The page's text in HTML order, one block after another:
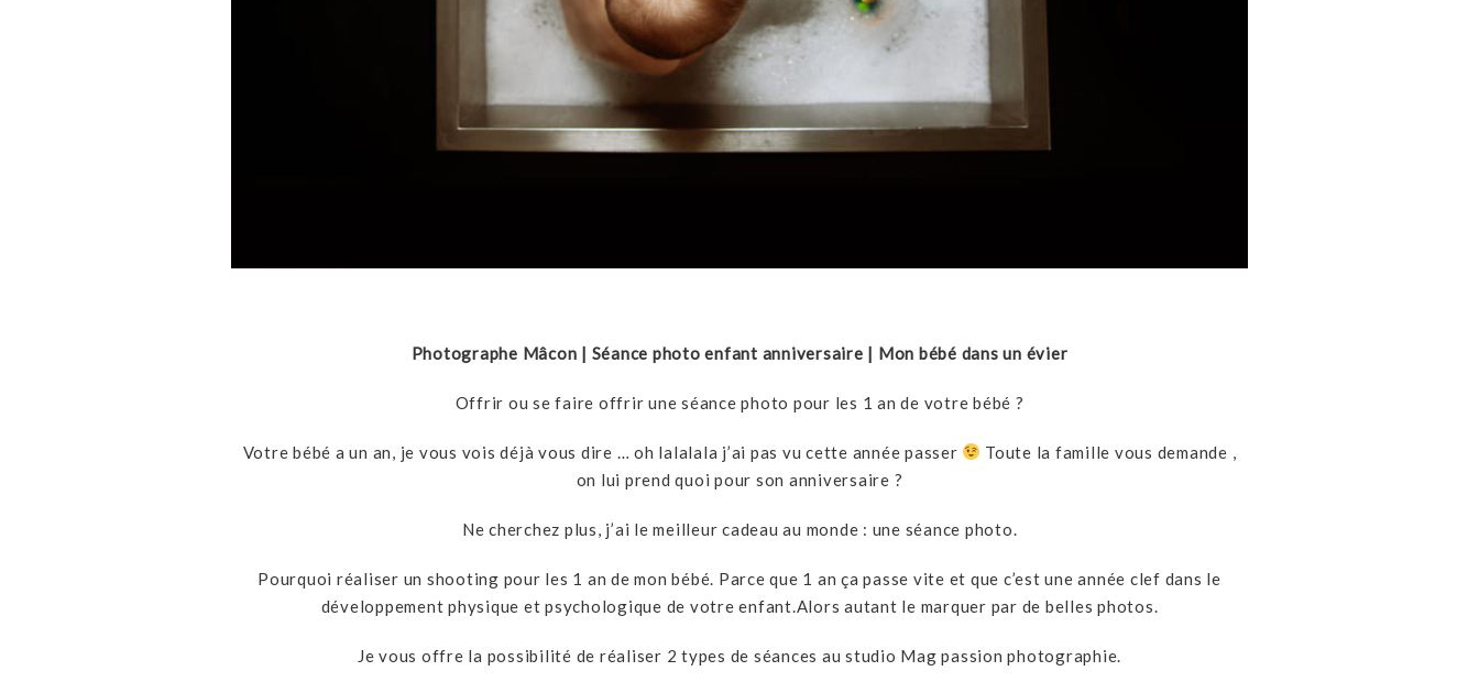
Photographe Mâcon | Séance photo enfant anniversaire | Mon bébé dans un évier
Offrir ou se faire offrir une séance photo pour les 1 an de votre bébé ?
Votre bébé a un an, je vous vois déjà vous dire … oh lalalala j’ai pas vu cette année passer
Toute la famille vous demande ,
on lui prend quoi pour son anniversaire ?
Ne cherchez plus, j’ai le meilleur cadeau au monde : une séance photo.
Pourquoi réaliser un shooting pour les 1 an de mon bébé. Parce que 1 an ça passe vite et que c’est une année clef dans le
développement physique et psychologique de votre enfant.Alors autant le marquer par de belles photos.
Je vous offre la possibilité de réaliser 2 types de séances au studio Mag passion photographie.